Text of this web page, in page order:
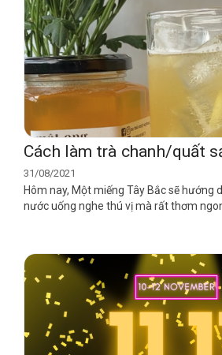
Cách làm trà chanh/quất
31/08/2021
Hôm nay, Một miếng Tây Bắc sẽ hướng
nước uống nghe thú vị mà rất thơm ngon